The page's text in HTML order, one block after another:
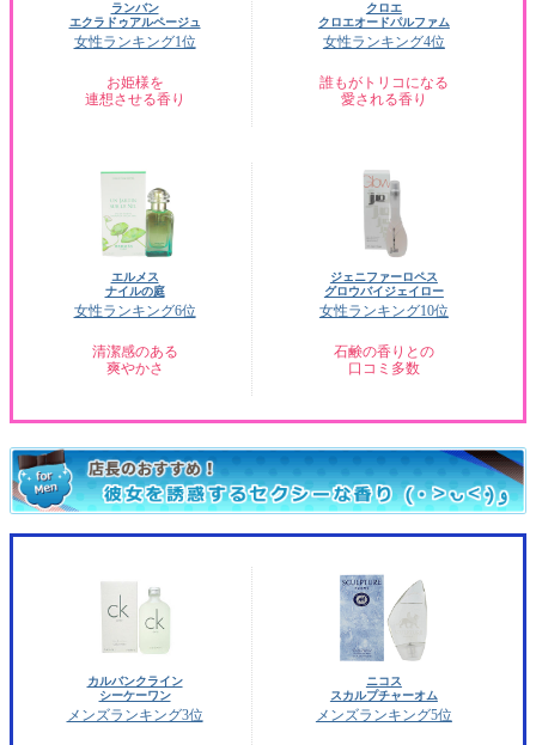
ランバン
エクラドゥアルページュ
女性ランキング1位
お姫様を
連想させる香り
クロエ
クロエオードパルファム
女性ランキング4位
誰もがトリコになる
愛される香り
エルメス
ナイルの庭
女性ランキング6位
清潔感のある
爽やかさ
ジェニファーロペス
グロウバイジェイロー
女性ランキング10位
石鹸の香りとの
口コミ多数
カルバンクライン
シーケーワン
メンズランキング3位
ニコス
スカルプチャーオム
メンズランキング5位